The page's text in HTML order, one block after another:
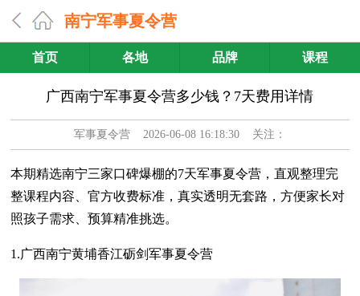
南宁军事夏令营
首页 各地 品牌 课程
广西南宁军事夏令营多少钱？7天费用详情
军事夏令营2026-06-08 16:18:30 关注：
本期精选南宁三家口碑爆棚的7天军事夏令营，直观整理完
整课程内容、官方收费标准，真实透明无套路，方便家长对
照孩子需求、预算精准挑选。
1.广西南宁黄埔香江砺剑军事夏令营